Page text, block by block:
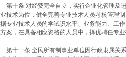
第十条 对经费完全自立，实行企业化管理及
业技术岗位，健全完善专业技术人员考核管理
据专业技术人员的学试识水平、业务能力、工
方案，在具备相应资格的人员中，择优聘任专业
第十一条 全民所有制事业单位因行政隶属关